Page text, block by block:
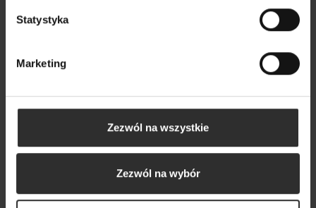
Statystyka
Marketing
Zezwól na wszystkie
Zezwól na wybór